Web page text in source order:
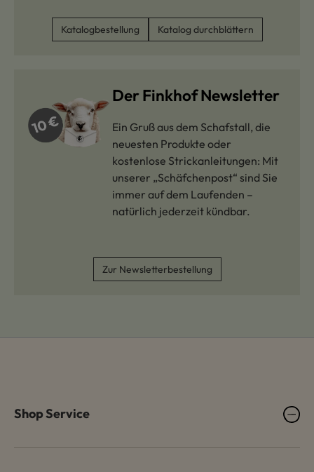
Katalogbestellung Katalog durchblättern
Der Finkhof Newsletter
Ein Gruß aus dem Schafstall, die
neuesten Produkte oder
kostenlose Strickanleitungen: Mit
unserer „Schäfchenpost“ sind Sie
immer auf dem Laufenden –
natürlich jederzeit kündbar.
Zur Newsletterbestellung
Shop Service